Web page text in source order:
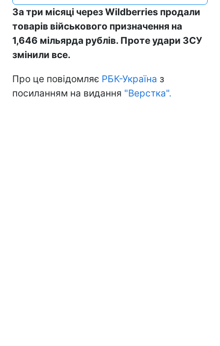
За три місяці через Wildberries продали
товарів військового призначення на
1,646 мільярда рублів. Проте удари ЗСУ
змінили все.
Про це повідомляє РБК-Україна з
посиланням на видання "Верстка".